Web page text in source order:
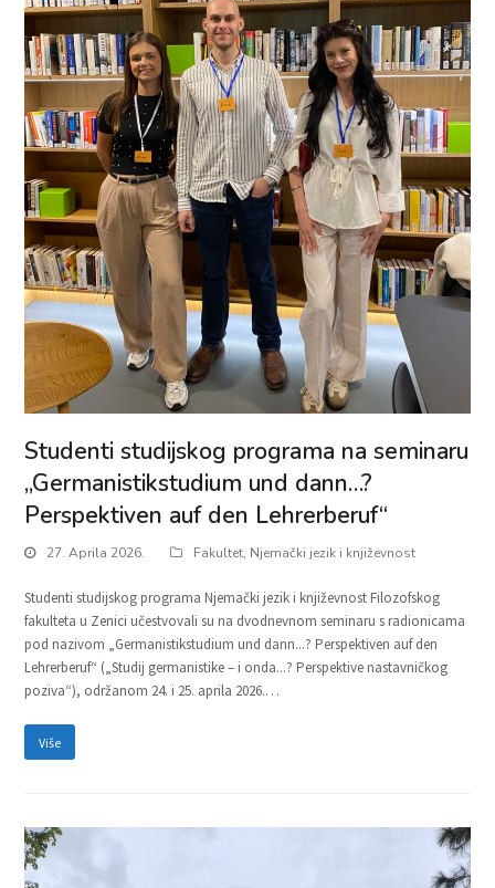
Studenti studijskog programa na seminaru
„Germanistikstudium und dann…?
Perspektiven auf den Lehrerberuf“
27. Aprila 2026. Fakultet, Njemački jezik i književnost
Studenti studijskog programa Njemački jezik i književnost Filozofskog
fakulteta u Zenici učestvovali su na dvodnevnom seminaru s radionicama
pod nazivom „Germanistikstudium und dann...? Perspektiven auf den
Lehrerberuf“ („Studij germanistike – i onda...? Perspektive nastavničkog
poziva“), održanom 24. i 25. aprila 2026.…
Više